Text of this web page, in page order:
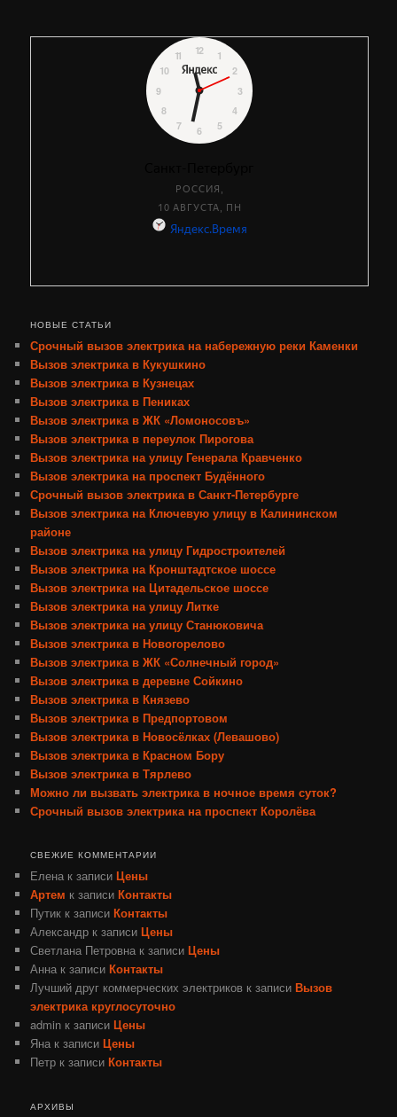
НОВЫЕ СТАТЬИ
Срочный вызов электрика на набережную реки Каменки
Вызов электрика в Кукушкино
Вызов электрика в Кузнецах
Вызов электрика в Пениках
Вызов электрика в ЖК «Ломоносовъ»
Вызов электрика в переулок Пирогова
Вызов электрика на улицу Генерала Кравченко
Вызов электрика на проспект Будённого
Срочный вызов электрика в Санкт-Петербурге
Вызов электрика на Ключевую улицу в Калининском
районе
Вызов электрика на улицу Гидростроителей
Вызов электрика на Кронштадтское шоссе
Вызов электрика на Цитадельское шоссе
Вызов электрика на улицу Литке
Вызов электрика на улицу Станюковича
Вызов электрика в Новогорелово
Вызов электрика в ЖК «Солнечный город»
Вызов электрика в деревне Сойкино
Вызов электрика в Князево
Вызов электрика в Предпортовом
Вызов электрика в Новосёлках (Левашово)
Вызов электрика в Красном Бору
Вызов электрика в Тярлево
Можно ли вызвать электрика в ночное время суток?
Срочный вызов электрика на проспект Королёва
СВЕЖИЕ КОММЕНТАРИИ
Елена к записиЦены
Артем к записиКонтакты
Путик к записиКонтакты
Александр к записиЦены
Светлана Петровна к записиЦены
Анна к записиКонтакты
Лучший друг коммерческих электриков к записиВызов
электрика круглосуточно
admin к записиЦены
Яна к записиЦены
Петр к записиКонтакты
АРХИВЫ